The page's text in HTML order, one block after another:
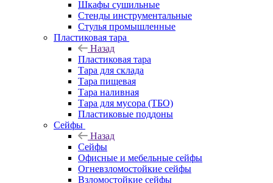
Шкафы сушильные
Стенды инструментальные
Cтулья промышленные
Пластиковая тара
Назад
Пластиковая тара
Тара для склада
Тара пищевая
Тара наливная
Тара для мусора (ТБО)
Пластиковые поддоны
Сейфы
Назад
Сейфы
Офисные и мебельные сейфы
Огневзломостойкие сейфы
Взломостойкие сейфы